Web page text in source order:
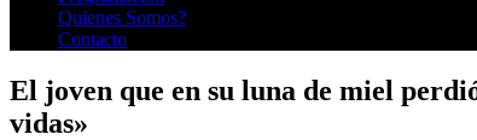
Quienes Somos?
Contacto
El joven que en su luna de miel
vidas»